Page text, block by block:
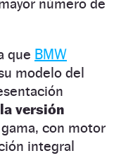
número de
que BMW
modelo del
versión
con motor
integral